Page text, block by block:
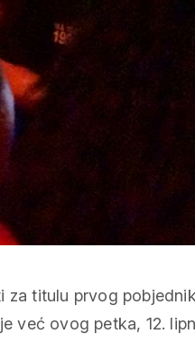
titulu prvog
već ovog petka, 12.